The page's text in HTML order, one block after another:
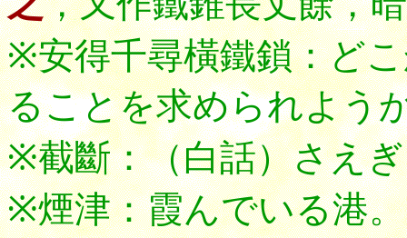
※安得千尋橫鐵鎖：ど
ることを求められよう
※截斷：（白話）さえ
※煙津：霞んでいる港。